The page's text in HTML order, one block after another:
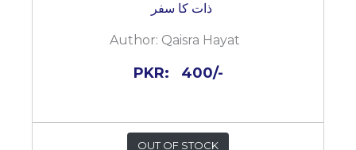
ذات کا سفر
Author: Qaisra Hayat
PKR: 400/-
OUT OF STOCK